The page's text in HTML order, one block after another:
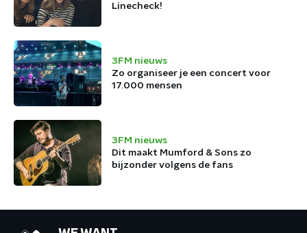
Linecheck!
3FM nieuws
Zo organiseer je een concert voor
17.000 mensen
3FM nieuws
Dit maakt Mumford & Sons zo
bijzonder volgens de fans